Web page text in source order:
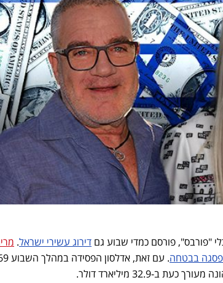
"פורבס", פורסם כמדי שבוע גם דירוג עשירי ישראל.
בבטחה